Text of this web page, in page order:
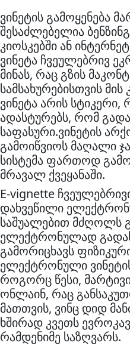
ვინეტის გამოყენება
შესაძლებელია
კიოსკებში ან
ვინეტა ჩვეულებრივ
მინას, რაც გზის
სამსახურებისთვის
ვინეტა არის
ადასტურებს, რომ
საფასური.ვინეტის
გამოიწვიოს მაღალი
სისტემა ფართოდ
მრავალ ქვეყანაში.
E-vignette
დახვეწილი
საშუალებით მძღოლს
ელექტრონულად
გამორიცხავს
ელექტრონული
როგორც წესი,
ონლაინ, რაც
მათთვის, ვინც დიდ
ხშირად კვეთს
რამდენიმე საზღვარს.